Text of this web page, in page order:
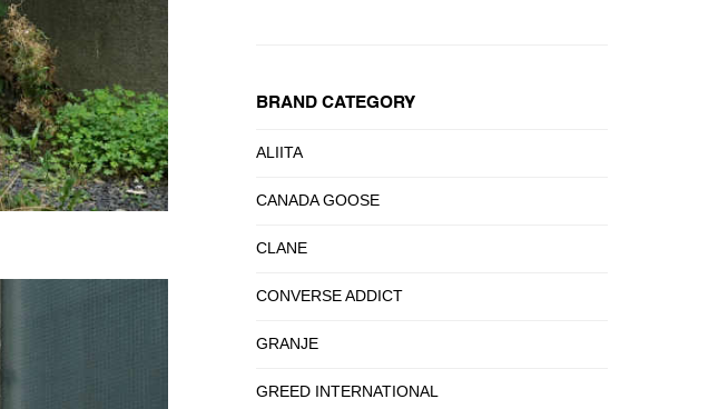
BRAND CATEGORY
ALIITA
CANADA GOOSE
CLANE
CONVERSE ADDICT
GRANJE
GREED INTERNATIONAL